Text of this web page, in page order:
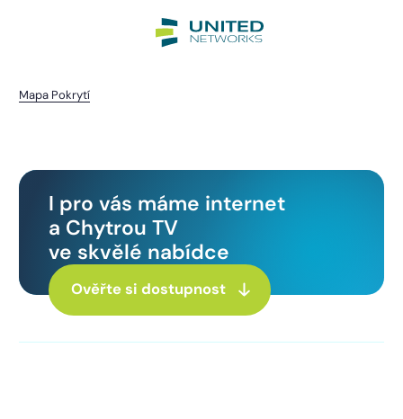
Mapa Pokrytí
I pro vás máme internet
a Chytrou TV
ve skvělé nabídce
Ověřte si dostupnost